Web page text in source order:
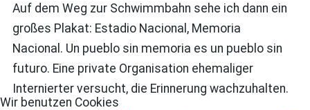
Auf dem Weg zur Schwimmbahn sehe ich dann ein
großes Plakat: Estadio Nacional, Memoria
Nacional. Un pueblo sin memoria es un pueblo sin
futuro. Eine private Organisation ehemaliger
Internierter versucht, die Erinnerung wachzuhalten.
Wir benutzen Cookies